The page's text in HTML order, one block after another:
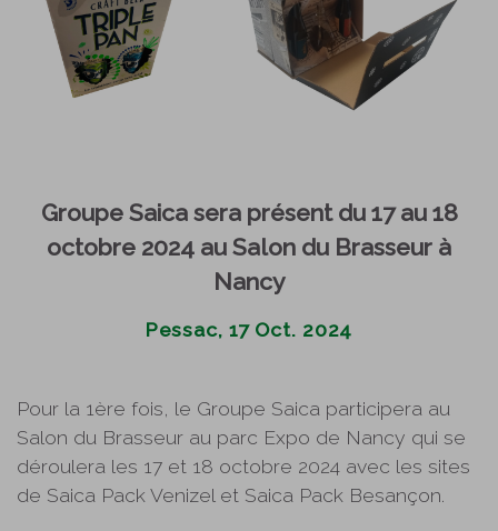
Groupe Saica sera présent du 17 au 18
octobre 2024 au Salon du Brasseur à
Nancy
Pessac, 17 Oct. 2024
Pour la 1ère fois, le Groupe Saica participera au
Salon du Brasseur au parc Expo de Nancy qui se
déroulera les 17 et 18 octobre 2024 avec les sites
de Saica Pack Venizel et Saica Pack Besançon.